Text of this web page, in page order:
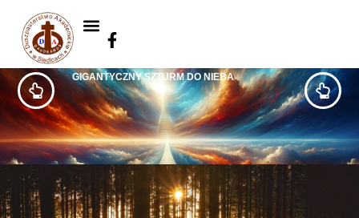
GIGANTYCZNY SZTURM DO NIEBA